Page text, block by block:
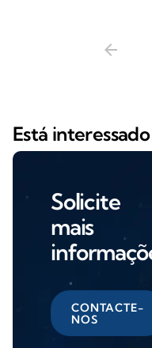
arrow_back
Está
Solicite
mais
CONTACTE-
NOS